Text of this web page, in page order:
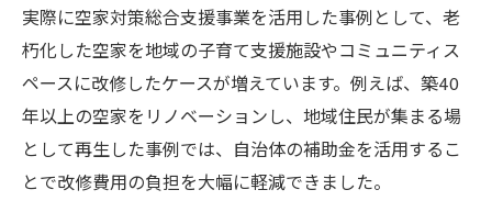
実際に空家対策総合支援事業を活用した事例として、老
朽化した空家を地域の子育て支援施設やコミュニティス
ペースに改修したケースが増えています。例えば、築40
年以上の空家をリノベーションし、地域住民が集まる場
として再生した事例では、自治体の補助金を活用するこ
とで改修費用の負担を大幅に軽減できました。